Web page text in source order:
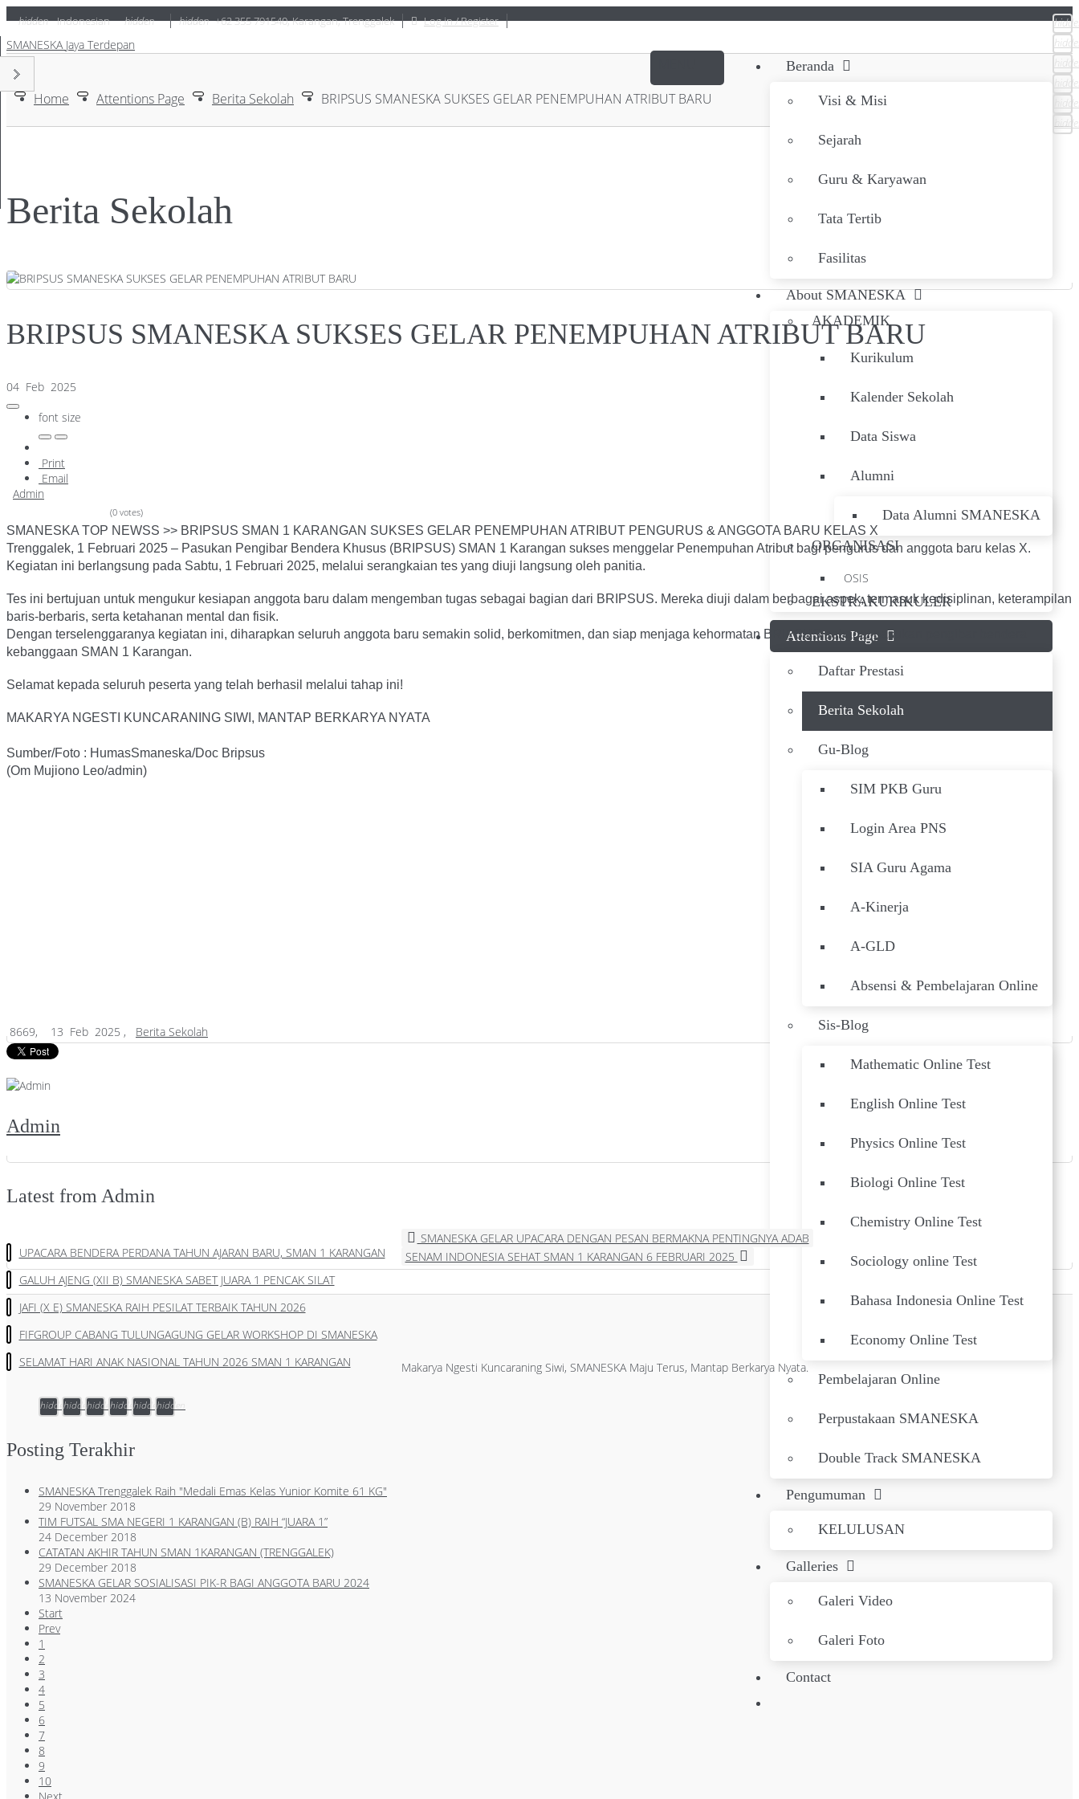
hidden Indonesian hidden hidden +62 355 791540,Karangan, Trenggalek Log in / Register
SMANESKA Jaya Terdepan
Beranda
Visi & Misi
Sejarah
Guru & Karyawan
Tata Tertib
Fasilitas
About SMANESKA
AKADEMIK
Kurikulum
Kalender Sekolah
Data Siswa
Alumni
Data Alumni SMANESKA
ORGANISASI
OSIS
EKSTRAKURIKULER
Attentions Page
Daftar Prestasi
Berita Sekolah
Gu-Blog
SIM PKB Guru
Login Area PNS
SIA Guru Agama
A-Kinerja
A-GLD
Absensi & Pembelajaran Online
Sis-Blog
Mathematic Online Test
English Online Test
Physics Online Test
Biologi Online Test
Chemistry Online Test
Sociology online Test
Bahasa Indonesia Online Test
Economy Online Test
Pembelajaran Online
Perpustakaan SMANESKA
Double Track SMANESKA
Pengumuman
KELULUSAN
Galleries
Galeri Video
Galeri Foto
Contact
Home Attentions Page Berita Sekolah BRIPSUS SMANESKA SUKSES GELAR PENEMPUHAN ATRIBUT BARU
Berita Sekolah
BRIPSUS SMANESKA SUKSES GELAR PENEMPUHAN ATRIBUT BARU
04 Feb 2025
font size
Print
Email
Admin
(0 votes)
SMANESKA TOP NEWSS >> BRIPSUS SMAN 1 KARANGAN SUKSES GELAR PENEMPUHAN ATRIBUT PENGURUS & ANGGOTA BARU KELAS X
Trenggalek, 1 Februari 2025 – Pasukan Pengibar Bendera Khusus (BRIPSUS) SMAN 1 Karangan sukses menggelar Penempuhan Atribut bagi pengurus dan anggota baru kelas X.
Kegiatan ini berlangsung pada Sabtu, 1 Februari 2025, melalui serangkaian tes yang diuji langsung oleh panitia.
Tes ini bertujuan untuk mengukur kesiapan anggota baru dalam mengemban tugas sebagai bagian dari BRIPSUS. Mereka diuji dalam berbagai aspek, termasuk kedisiplinan, keterampilan
baris-berbaris, serta ketahanan mental dan fisik.
Dengan terselenggaranya kegiatan ini, diharapkan seluruh anggota baru semakin solid, berkomitmen, dan siap menjaga kehormatan BRIPSUS sebagai pasukan pengibar bendera
kebanggaan SMAN 1 Karangan.
Selamat kepada seluruh peserta yang telah berhasil melalui tahap ini!
MAKARYA NGESTI KUNCARANING SIWI, MANTAP BERKARYA NYATA
Sumber/Foto : HumasSmaneska/Doc Bripsus
(Om Mujiono Leo/admin)
8669, 13 Feb 2025 , Berita Sekolah
Admin
Latest from Admin
UPACARA BENDERA PERDANA TAHUN AJARAN BARU, SMAN 1 KARANGAN
GALUH AJENG (XII B) SMANESKA SABET JUARA 1 PENCAK SILAT
JAFI (X E) SMANESKA RAIH PESILAT TERBAIK TAHUN 2026
FIFGROUP CABANG TULUNGAGUNG GELAR WORKSHOP DI SMANESKA
SELAMAT HARI ANAK NASIONAL TAHUN 2026 SMAN 1 KARANGAN
SMANESKA GELAR UPACARA DENGAN PESAN BERMAKNA PENTINGNYA ADAB
SENAM INDONESIA SEHAT SMAN 1 KARANGAN 6 FEBRUARI 2025
Makarya Ngesti Kuncaraning Siwi, SMANESKA Maju Terus, Mantap Berkarya Nyata.
hiddenhiddenhiddenhiddenhiddenhidden
Posting Terakhir
SMANESKA Trenggalek Raih "Medali Emas Kelas Yunior Komite 61 KG"
29 November 2018
TIM FUTSAL SMA NEGERI 1 KARANGAN (B) RAIH “JUARA 1”
24 December 2018
CATATAN AKHIR TAHUN SMAN 1KARANGAN (TRENGGALEK)
29 December 2018
SMANESKA GELAR SOSIALISASI PIK-R BAGI ANGGOTA BARU 2024
13 November 2024
Start
Prev
1
2
3
4
5
6
7
8
9
10